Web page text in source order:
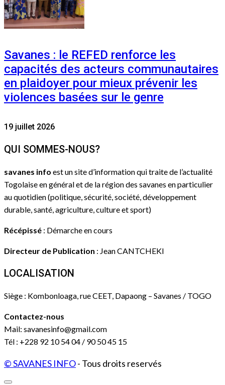
Savanes : le REFED renforce les
capacités des acteurs communautaires
en plaidoyer pour mieux prévenir les
violences basées sur le genre
19 juillet 2026
QUI SOMMES-NOUS?
savanes info est un site d’information qui traite de l’actualité
Togolaise en général et de la région des savanes en particulier
au quotidien (politique, sécurité, société, développement
durable, santé, agriculture, culture et sport)
Récépissé : Démarche en cours
Directeur de Publication : Jean CANTCHEKI
LOCALISATION
Siège : Kombonloaga, rue CEET, Dapaong – Savanes / TOGO
Contactez-nous
Mail: savanesinfo@gmail.com
Tél : +228 92 10 54 04 / 90 50 45 15
© SAVANES INFO- Tous droits reservés